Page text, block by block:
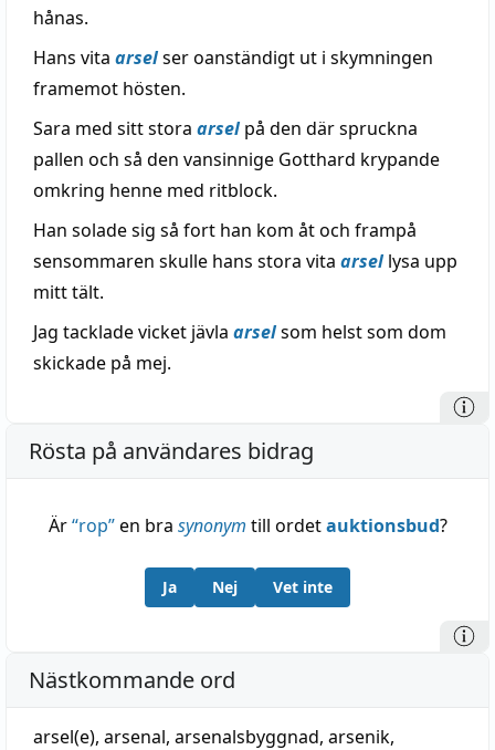
hånas.
Hans vita arselser oanständigt ut i skymningen
framemot hösten.
Sara med sitt stora arselpå den där spruckna
pallen och så den vansinnige Gotthard krypande
omkring henne med ritblock.
Han solade sig så fort han kom åt och frampå
sensommaren skulle hans stora vita arsellysa upp
mitt tält.
Jag tacklade vicket jävla arselsom helst som dom
skickade på mej.
Rösta på användares bidrag
Är“rop”en bra synonym till ordetauktionsbud?
Ja Nej Vet inte
Nästkommande ord
arsel(e), arsenal, arsenalsbyggnad, arsenik,